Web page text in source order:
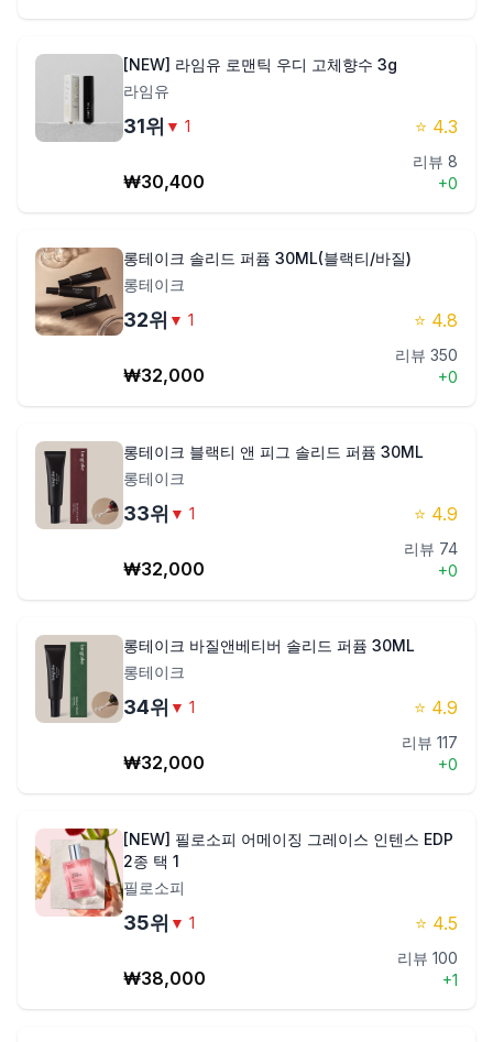
[NEW] 라임유 로맨틱 우디 고체향수 3g
라임유
31위 ▼ 1 ⭐ 4.3
₩30,400
리뷰 8
+0
롱테이크 솔리드 퍼퓸 30ML(블랙티/바질)
롱테이크
32위 ▼ 1 ⭐ 4.8
₩32,000
리뷰 350
+0
롱테이크 블랙티 앤 피그 솔리드 퍼퓸 30ML
롱테이크
33위 ▼ 1 ⭐ 4.9
₩32,000
리뷰 74
+0
롱테이크 바질앤베티버 솔리드 퍼퓸 30ML
롱테이크
34위 ▼ 1 ⭐ 4.9
₩32,000
리뷰 117
+0
[NEW] 필로소피 어메이징 그레이스 인텐스 EDP
2종 택 1
필로소피
35위 ▼ 1 ⭐ 4.5
₩38,000
리뷰 100
+1